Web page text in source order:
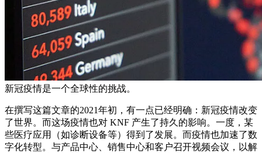
新冠疫情是一个全球性的挑战。
在撰写这篇文章的2021年初，有一点已经明确：新冠疫情改变
了世界。而这场疫情也对 KNF 产生了持久的影响。一度，某
些医疗应用（如诊断设备等）得到了发展。而疫情也加速了数
字化转型。与产品中心、销售中心和客户召开视频会议，以解